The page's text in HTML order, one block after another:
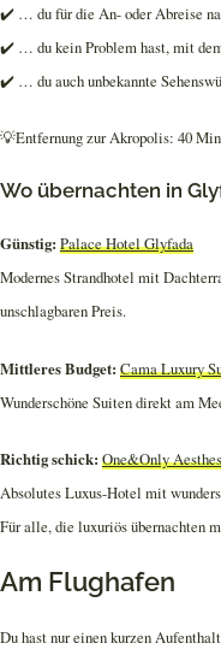
✔️ … du für die An- oder Abreise
✔️ … du kein Problem hast, mit
✔️ … du auch unbekannte
💡Entfernung zur Akropolis: 40
Wo übernachten in
Günstig: Palace Hotel Glyfada
Modernes Strandhotel mit
unschlagbaren Preis.
Mittleres Budget: Cama Luxury
Wunderschöne Suiten direkt am
Richtig schick: One&Only
Absolutes Luxus-Hotel mit
Für alle, die luxuriös übernachten
Am Flughafen
Du hast nur einen kurzen